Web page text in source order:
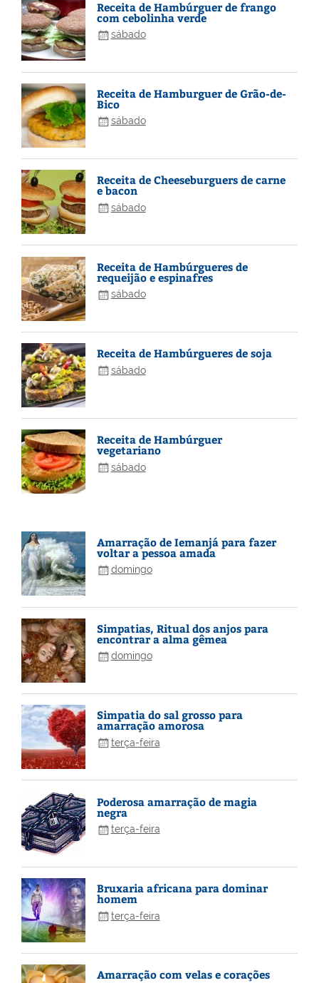
Receita de Hambúrguer de frango
com cebolinha verde
sábado
Receita de Hamburguer de Grão-de-
Bico
sábado
Receita de Cheeseburguers de carne
e bacon
sábado
Receita de Hambúrgueres de
requeijão e espinafres
sábado
Receita de Hambúrgueres de soja
sábado
Receita de Hambúrguer
vegetariano
sábado
Amarração de Iemanjá para fazer
voltar a pessoa amada
domingo
Simpatias, Ritual dos anjos para
encontrar a alma gêmea
domingo
Simpatia do sal grosso para
amarração amorosa
terça-feira
Poderosa amarração de magia
negra
terça-feira
Bruxaria africana para dominar
homem
terça-feira
Amarração com velas e corações